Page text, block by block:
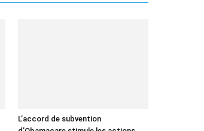
L’accord de subvention